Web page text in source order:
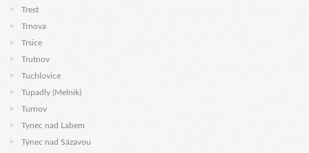
Trest
Trnova
Trsice
Trutnov
Tuchlovice
Tupadly (Melnik)
Turnov
Tynec nad Labem
Týnec nad Sázavou